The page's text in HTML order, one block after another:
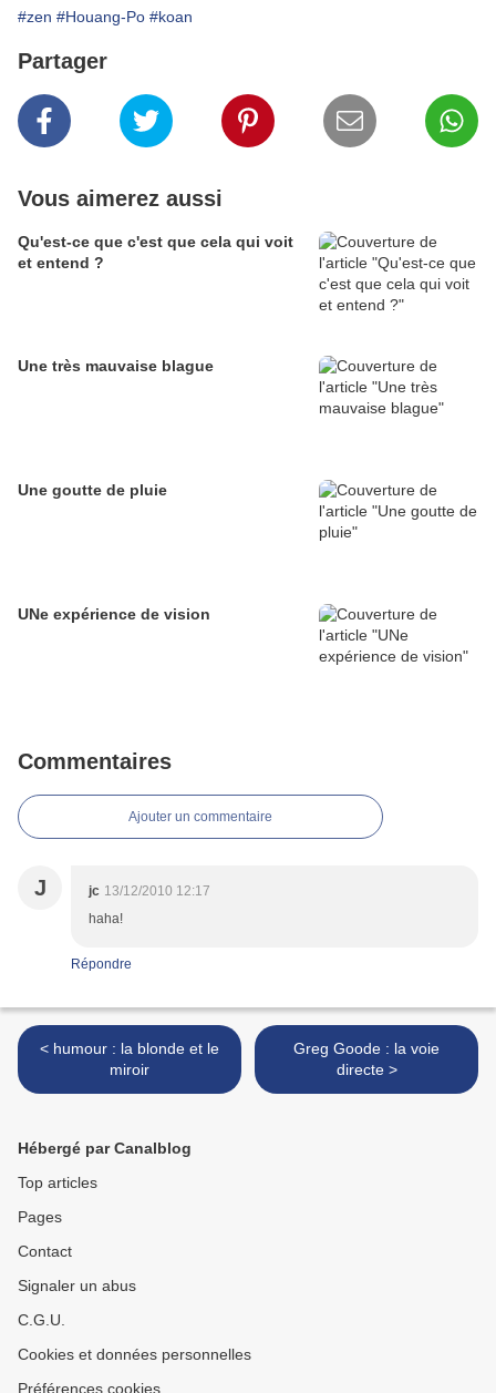
#zen #Houang-Po #koan
Partager
Vous aimerez aussi
Qu'est-ce que c'est que cela qui voit
et entend ?
Une très mauvaise blague
Une goutte de pluie
UNe expérience de vision
Commentaires
Ajouter un commentaire
J jc 13/12/2010 12:17
haha!
Répondre
< humour : la blonde et le
miroir
Greg Goode : la voie
directe >
Hébergé par Canalblog
Top articles
Pages
Contact
Signaler un abus
C.G.U.
Cookies et données personnelles
Préférences cookies